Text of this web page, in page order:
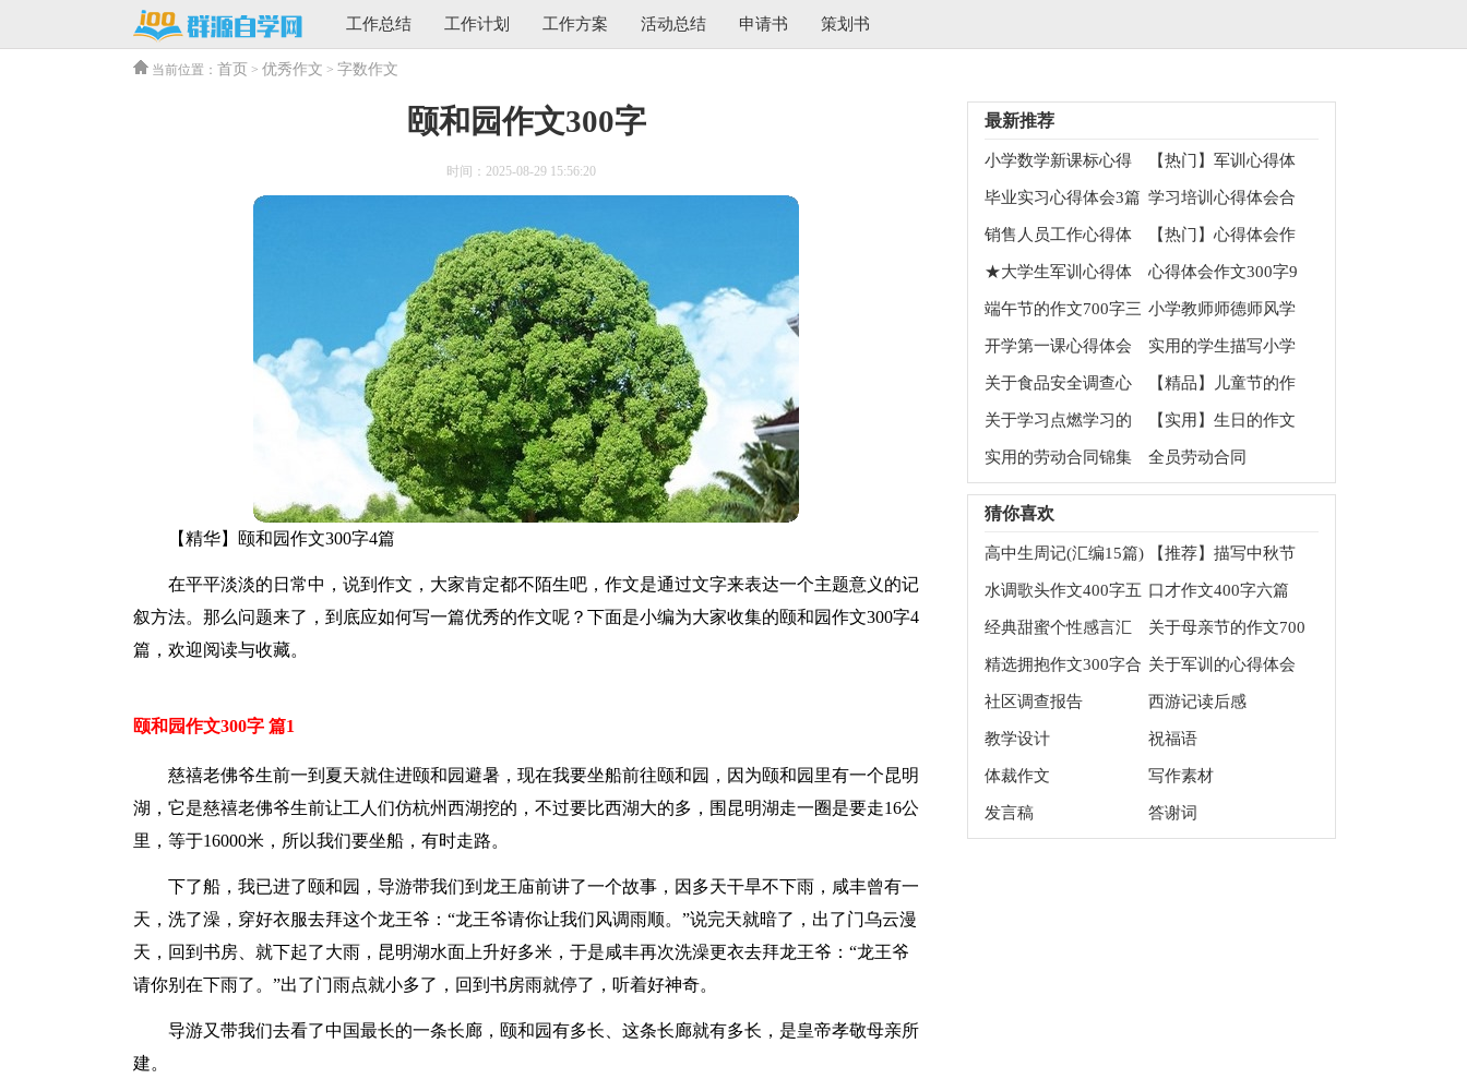
工作总结 工作计划 工作方案 活动总结 申请书 策划书
当前位置： 首页 > 优秀作文 > 字数作文
颐和园作文300字
时间：2025-08-29 15:56:20
【精华】颐和园作文300字4篇
在平平淡淡的日常中，说到作文，大家肯定都不陌生吧，作文是通过文字来表达一个主题意义的记
叙方法。那么问题来了，到底应如何写一篇优秀的作文呢？下面是小编为大家收集的颐和园作文300字4
篇，欢迎阅读与收藏。
颐和园作文300字 篇1
慈禧老佛爷生前一到夏天就住进颐和园避暑，现在我要坐船前往颐和园，因为颐和园里有一个昆明
湖，它是慈禧老佛爷生前让工人们仿杭州西湖挖的，不过要比西湖大的多，围昆明湖走一圈是要走16公
里，等于16000米，所以我们要坐船，有时走路。
下了船，我已进了颐和园，导游带我们到龙王庙前讲了一个故事，因多天干旱不下雨，咸丰曾有一
天，洗了澡，穿好衣服去拜这个龙王爷：“龙王爷请你让我们风调雨顺。”说完天就暗了，出了门乌云漫
天，回到书房、就下起了大雨，昆明湖水面上升好多米，于是咸丰再次洗澡更衣去拜龙王爷：“龙王爷
请你别在下雨了。”出了门雨点就小多了，回到书房雨就停了，听着好神奇。
导游又带我们去看了中国最长的一条长廊，颐和园有多长、这条长廊就有多长，是皇帝孝敬母亲所
建。
最新推荐
小学数学新课标心得
体会
【热门】军训心得体
会
毕业实习心得体会3篇 学习培训心得体会合
集10篇
销售人员工作心得体
会
【热门】心得体会作
文汇编5篇
★大学生军训心得体
会
心得体会作文300字9
篇
端午节的作文700字三
篇
小学教师师德师风学
习心得体会
开学第一课心得体会
（精选12篇）
实用的学生描写小学
的作文900字四篇
关于食品安全调查心
得体会
【精品】儿童节的作
文700字合集六篇
关于学习点燃学习的
动力的体会
【实用】生日的作文
700字8篇
实用的劳动合同锦集
全员劳动合同
猜你喜欢
高中生周记(汇编15篇)
【推荐】描写中秋节
的作文200字3篇
水调歌头作文400字五
篇
口才作文400字六篇
经典甜蜜个性感言汇
总90句精选
关于母亲节的作文700
字锦集五篇
精选拥抱作文300字合
集九篇
关于军训的心得体会
社区调查报告 西游记读后感
教学设计 祝福语
体裁作文 写作素材
发言稿 答谢词